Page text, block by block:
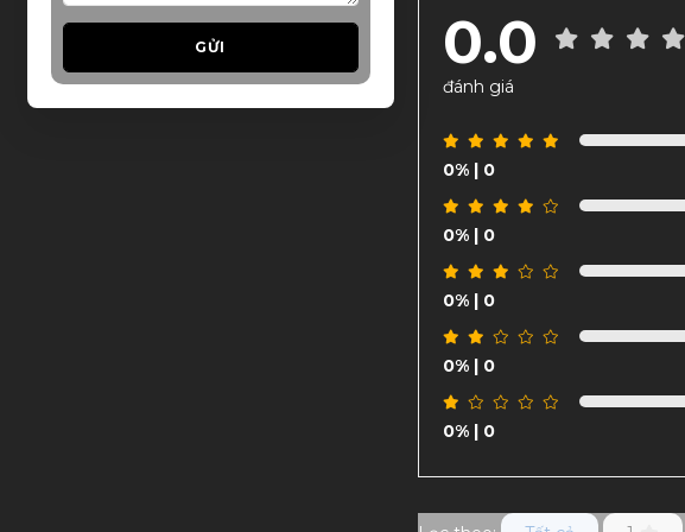
GỬI 0.0
đánh giá
0% | 0
0% | 0
0% | 0
0% | 0
0% | 0